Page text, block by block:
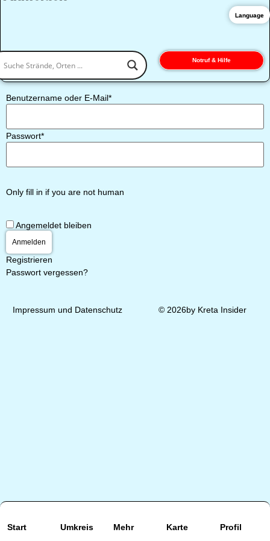
Notruf & Hilfe
Benutzername oder E-Mail*
Passwort*
Only fill in if you are not human
Angemeldet bleiben
Registrieren
Passwort vergessen?
Start Umkreis Mehr Karte Profil
Impressum und Datenschutz © 2026by Kreta Insider
Language